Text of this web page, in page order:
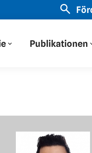
Osteuropa durch
Publikationen